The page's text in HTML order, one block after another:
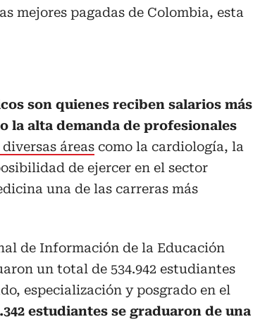
mejores pagadas de Colombia, esta
son quienes reciben salarios más
la alta demanda de profesionales
áreas como la cardiología, la
de ejercer en el sector
una de las carreras más
de Información de la Educación
un total de 534.942 estudiantes
especialización y posgrado en el
estudiantes se graduaron de una